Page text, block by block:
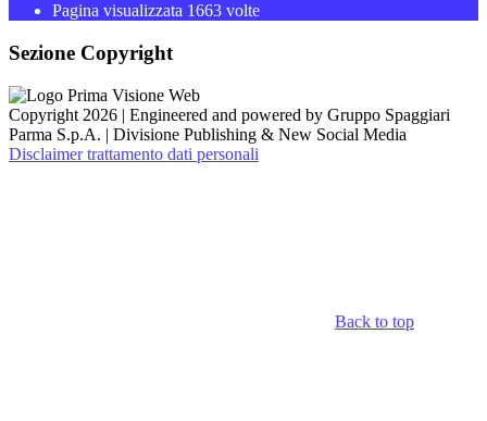
Pagina visualizzata 1663 volte
Sezione Copyright
Copyright 2026 | Engineered and powered by Gruppo Spaggiari
Parma S.p.A. | Divisione Publishing & New Social Media
Disclaimer trattamento dati personali
Back to top